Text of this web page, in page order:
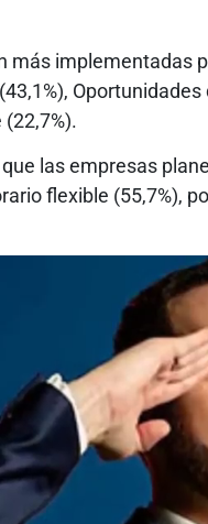
más implementadas
las empresas
flexible (55,7%),